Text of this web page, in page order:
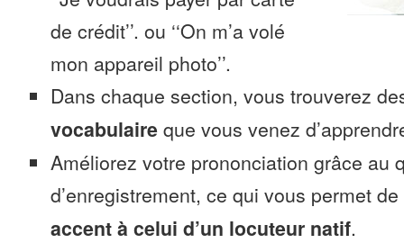
de crédit’’. ou ‘‘On m’a volé
mon appareil photo’’.
Dans chaque section, vous trouverez
vocabulaire que vous venez
Améliorez votre prononciation grâce au
d’enregistrement, ce qui vous permet de
accent à celui d’un locuteur natif.